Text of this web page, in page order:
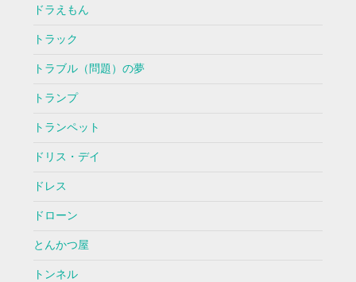
ドラえもん
トラック
トラブル（問題）の夢
トランプ
トランペット
ドリス・デイ
ドレス
ドローン
とんかつ屋
トンネル